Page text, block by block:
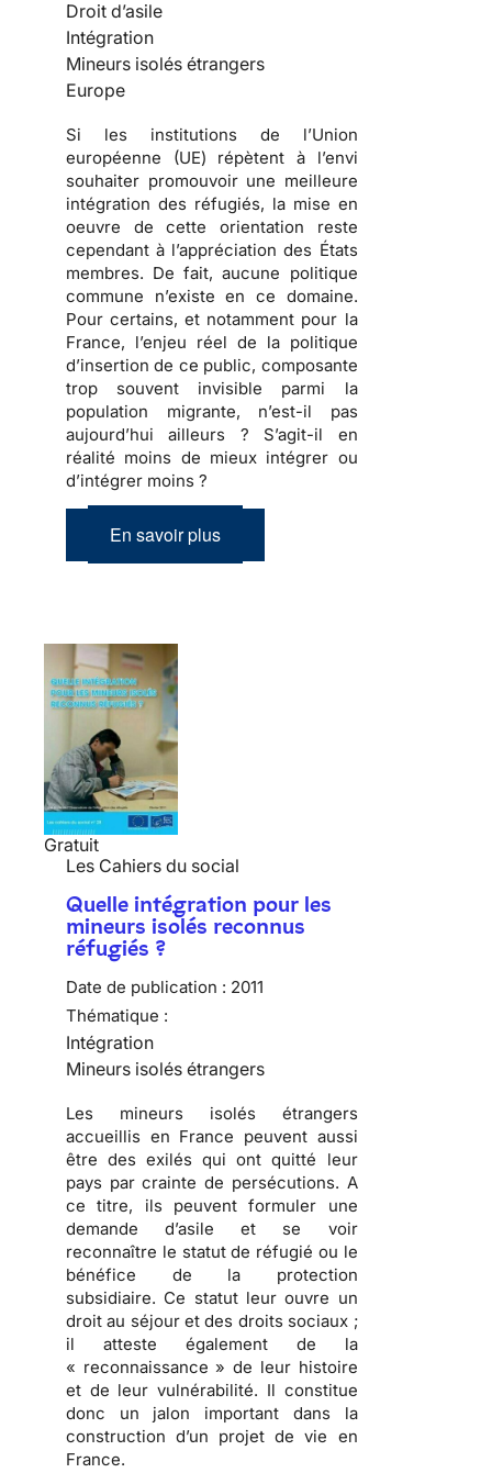
Droit d’asile
Intégration
Mineurs isolés étrangers
Europe
Si les institutions de l’Union
européenne (UE) répètent à l’envi
souhaiter promouvoir une meilleure
intégration des réfugiés, la mise en
oeuvre de cette orientation reste
cependant à l’appréciation des États
membres. De fait,aucune politique
commune n’existe en ce domaine.
Pour certains, et notamment pour la
France, l’enjeu réel de la politique
d’insertion de ce public, composante
trop souvent invisible parmi la
population migrante, n’est-il pas
aujourd’hui ailleurs ? S’agit-il en
réalité moins de mieux intégrer ou
d’intégrer moins ?
En savoir plus
Gratuit
Les Cahiers du social
Quelle intégration pour les
mineurs isolés reconnus
réfugiés ?
Date de publication : 2011
Thématique :
Intégration
Mineurs isolés étrangers
Les mineurs isolés étrangers
accueillis en France peuvent aussi
être des exilés qui ont quitté leur
pays par crainte de persécutions. A
ce titre, ils peuvent formuler une
demande d’asile et se voir
reconnaître le statut de réfugié ou le
bénéfice de la protection
subsidiaire. Ce statut leur ouvre un
droit au séjour et des droits sociaux ;
il atteste également de la
« reconnaissance » de leur histoire
et de leur vulnérabilité. Il constitue
donc un jalon important dans la
construction d’un projet de vie en
France.